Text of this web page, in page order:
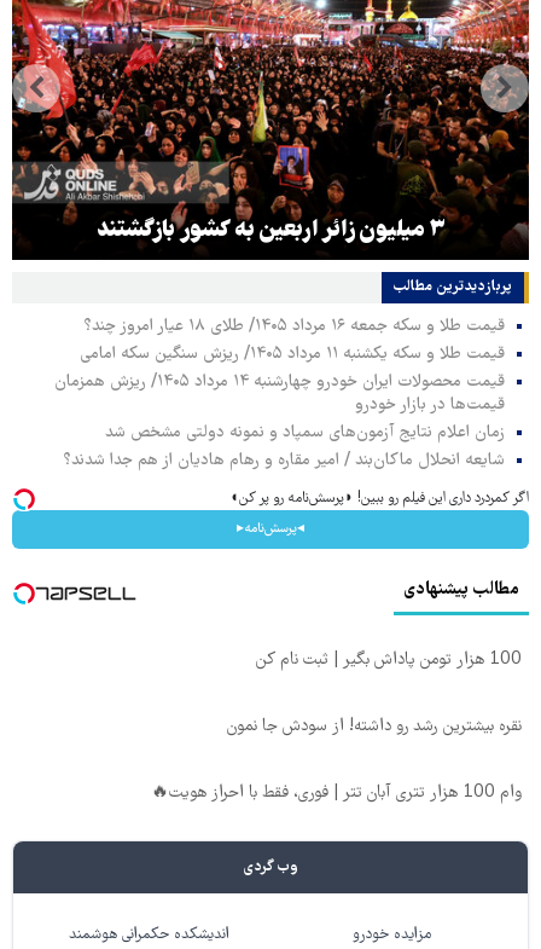
۳ میلیون زائر اربعین به کشور بازگشتند
پربازدیدترین‌ مطالب
قیمت طلا و سکه جمعه ۱۶ مرداد ۱۴۰۵/ طلای ۱۸ عیار امروز چند؟
قیمت طلا و سکه یکشنبه ۱۱ مرداد ۱۴۰۵/ ریزش سنگین سکه امامی
قیمت محصولات ایران خودرو چهارشنبه ۱۴ مرداد ۱۴۰۵/ ریزش همزمان
قیمت‌ها در بازار خودرو
زمان اعلام نتایج آزمون‌های سمپاد و نمونه دولتی مشخص شد
شایعه انحلال ماکان‌بند / امیر مقاره و رهام هادیان از هم جدا شدند؟
اگر کمردرد داری این فیلم رو ببین! ◗پرسش‌نامه رو پر کن◖
◂پرسش‌نامه▸
مطالب پیشنهادی
100 هزار تومن پاداش بگیر | ثبت نام کن
نقره بیشترین رشد رو داشته! از سودش جا نمون
وام 100 هزار تتری آبان تتر | فوری، فقط با احراز هویت🔥
وب گردی
مزایده خودرو اندیشکده حکمرانی هوشمند